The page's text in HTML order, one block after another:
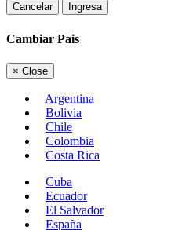
Cancelar Ingresa
Cambiar Pais
× Close
Argentina
Bolivia
Chile
Colombia
Costa Rica
Cuba
Ecuador
El Salvador
España